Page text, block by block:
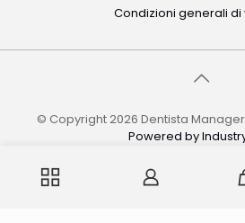
Condizioni generali di
© Copyright 2026 Dentista Manager
Powered by